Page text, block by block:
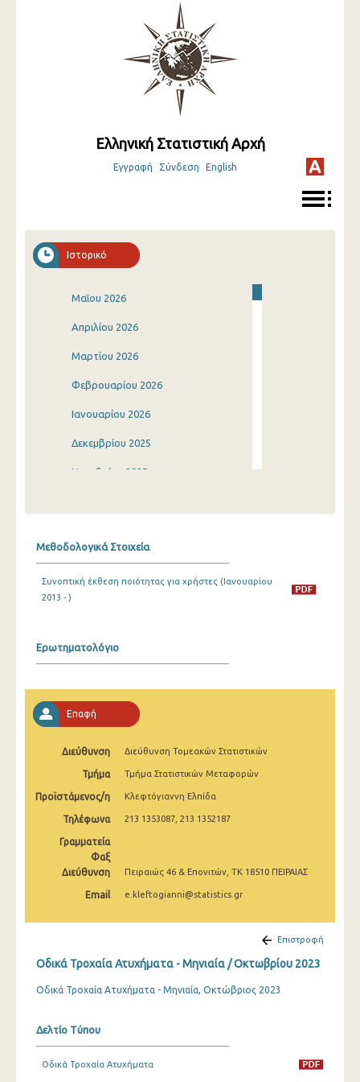
Ελληνική Στατιστική Αρχή
Εγγραφή Σύνδεση English
Ιστορικό
Μαΐου 2026
Απριλίου 2026
Μαρτίου 2026
Φεβρουαρίου 2026
Ιανουαρίου 2026
Δεκεμβρίου 2025
Νοεμβρίου 2025
Ιουλίου 2025
Μαΐου 2025
Μαρτίου 2025
Δεκεμβρίου 2024
Νοεμβρίου 2024
Οκτωβρίου 2024
Σεπτεμβρίου 2024
Ιουνίου 2024
Μαΐου 2024
Απριλίου 2024
Μεθοδολογικά Στοιχεία
Συνοπτική έκθεση ποιότητας για χρήστες (Ιανουαρίου
2013 - )
Ερωτηματολόγιο
Επαφή
Διεύθυνση Διεύθυνση Τομεακών Στατιστικών
Τμήμα Τμήμα Στατιστικών Μεταφορών
Προϊστάμενος/η Κλεφτόγιαννη Ελπίδα
Τηλέφωνα 213 1353087, 213 1352187
Γραμματεία
Φαξ
Διεύθυνση
Πειραιώς 46 & Επονιτών, ΤΚ 18510 ΠΕΙΡΑΙΑΣ
Email e.kleftogianni@statistics.gr
Επιστροφή
Οδικά Τροχαία Ατυχήματα - Μηνιαία / Οκτωβρίου 2023
Οδικά Τροχαία Ατυχήματα - Μηνιαία, Οκτώβριος 2023
Δελτίο Τύπου
Οδικά Τροχαία Ατυχήματα